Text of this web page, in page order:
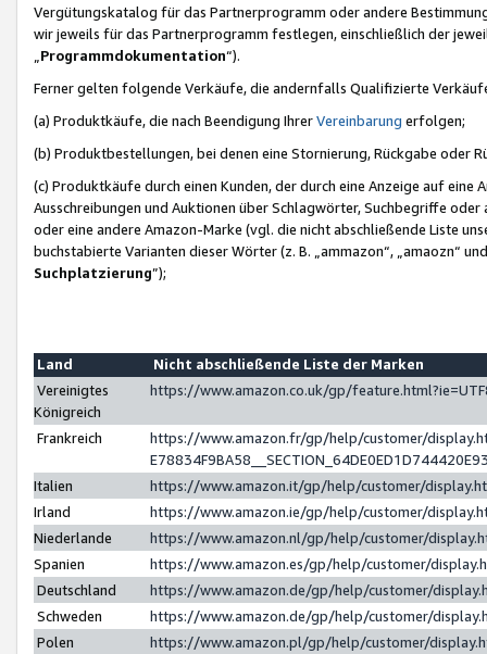
Vergütungskatalog für das Partnerprogramm oder andere
wir jeweils für das Partnerprogramm festlegen, einschließlich der
Programmdokumentation“).
Ferner gelten folgende Verkäufe, die andernfalls Qualifizierte
(a) Produktkäufe, die nach Beendigung IhrerVereinbarung erfolgen;
(b) Produktbestellungen, bei denen eine Stornierung, Rückgabe oder
(c) Produktkäufe durch einen Kunden, der durch eine Anzeige auf
Ausschreibungen und Auktionen über Schlagwörter, Suchbegriffe
oder eine andere Amazon-Marke (vgl. die nicht abschließende Liste
buchstabierte Varianten dieser Wörter (z. B. „ammazon“, „amaozn“
Suchplatzierung”);
Land
Nicht abschließende Liste der Marken
Vereinigtes
Königreich
https://www.amazon.co.uk/gp/
Frankreich
https://www.amazon.fr/gp/help/customer/
Italien
https://www.amazon.it/gp/help/customer/
Irland
https://www.amazon.ie/gp/help/customer/
Niederlande
https://www.amazon.nl/gp/help/customer/
Spanien
https://www.amazon.es/gp/help/customer/
Deutschland
https://www.amazon.de/gp/help/customer/
Schweden
https://www.amazon.de/gp/help/customer/
Polen
https://www.amazon.pl/gp/help/customer/